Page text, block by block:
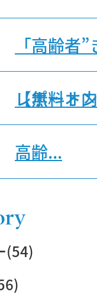
「高齢者
レポート
【無料オ
高齢...
(54)